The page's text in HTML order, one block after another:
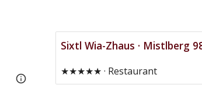
Sixtl Wia-Zhaus · Mistlberg
★★★★★ · Restaurant